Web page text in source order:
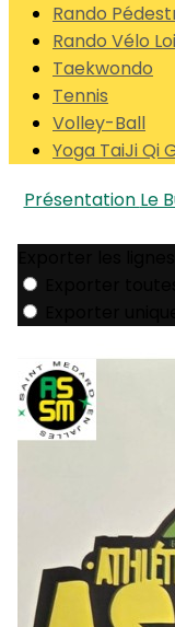
Rando
Rando Vélo
Taekwondo
Tennis
Volley-Ball
Yoga TaiJi Qi
Présentation Le